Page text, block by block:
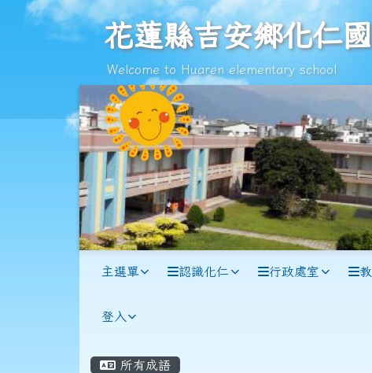
跳至主內容區
花蓮縣吉安鄉化仁國民小學
花蓮縣吉安鄉化仁
Welcome to Huaren elementary school
主選單 認識化仁 行政處室
登入
主內容區域
所有成語
頁尾區域